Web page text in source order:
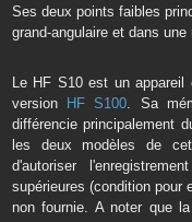
Ses deux points faibles
grand-angulaire et dans
Le HF S10 est un
version HF S100 . Sa
différencie principalement
les deux modèles de
d'autoriser
supérieures (condition pour
non fournie. A noter que